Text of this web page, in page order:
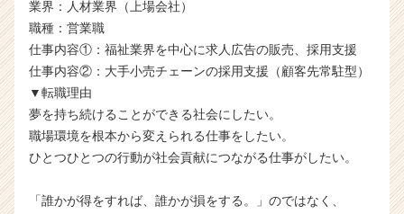
業界：人材業界（上場会社）
職種：営業職
仕事内容①：福祉業界を中心に求人広告の販売、採用支援
仕事内容②：大手小売チェーンの採用支援（顧客先常駐型）
▼転職理由
夢を持ち続けることができる社会にしたい。
職場環境を根本から変えられる仕事をしたい。
ひとつひとつの行動が社会貢献につながる仕事がしたい。
「誰かが得をすれば、誰かが損をする。」のではなく、